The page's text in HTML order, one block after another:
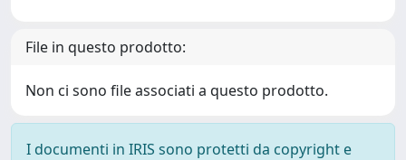
File in questo prodotto:
Non ci sono file associati a questo prodotto.
I documenti in IRIS sono protetti da copyright e